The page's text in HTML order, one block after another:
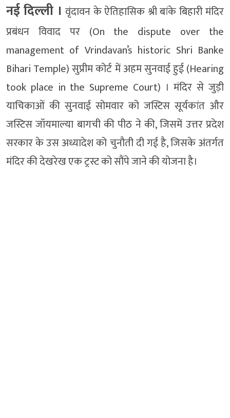
नई दिल्ली । वृंदावन के ऐतिहासिक श्री बांके बिहारी मंदिर
प्रबंधन विवाद पर (On the dispute over the
management of Vrindavan’s historic Shri Banke
Bihari Temple) सुप्रीम कोर्ट में अहम सुनवाई हुई (Hearing
took place in the Supreme Court) । मंदिर से जुड़ी
याचिकाओं की सुनवाई सोमवार को जस्टिस सूर्यकांत और
जस्टिस जॉयमाल्या बागची की पीठ ने की, जिसमें उत्तर प्रदेश
सरकार के उस अध्यादेश को चुनौती दी गई है, जिसके अंतर्गत
मंदिर की देखरेख एक ट्रस्ट को सौंपे जाने की योजना है।